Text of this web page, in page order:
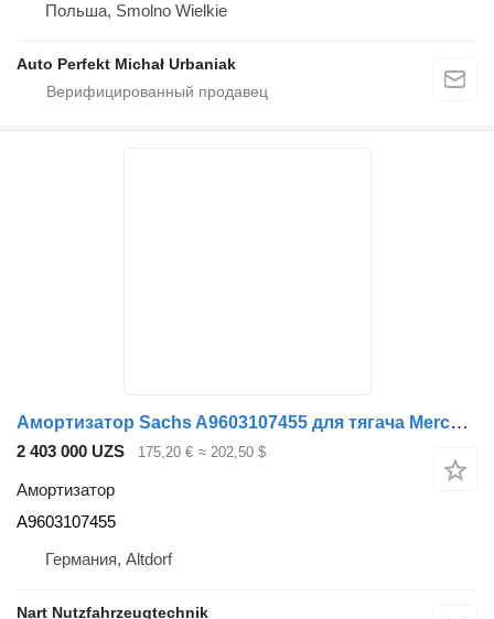
Польша, Smolno Wielkie
Auto Perfekt Michał Urbaniak
Амортизатор Sachs A9603107455 для тягача Mercedes-Benz
2 403 000 UZS 175,20 € ≈ 202,50 $
Амортизатор
A9603107455
Германия, Altdorf
Nart Nutzfahrzeugtechnik